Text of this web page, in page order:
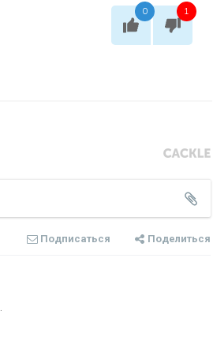
0 1
Подписаться Поделиться